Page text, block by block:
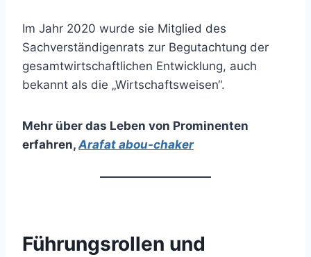
Im Jahr 2020 wurde sie Mitglied des
Sachverständigenrats zur Begutachtung der
gesamtwirtschaftlichen Entwicklung, auch
bekannt als die „Wirtschaftsweisen“.
Mehr über das Leben von Prominenten
erfahren,Arafat abou-chaker
Führungsrollen und